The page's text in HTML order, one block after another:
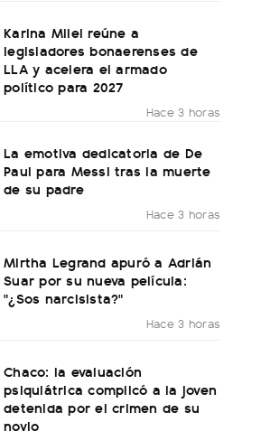
Karina Milei reúne a
legisladores bonaerenses de
LLA y acelera el armado
político para 2027
Hace 3 horas
La emotiva dedicatoria de De
Paul para Messi tras la muerte
de su padre
Hace 3 horas
Mirtha Legrand apuró a Adrián
Suar por su nueva película:
"¿Sos narcisista?"
Hace 3 horas
Chaco: la evaluación
psiquiátrica complicó a la joven
detenida por el crimen de su
novio